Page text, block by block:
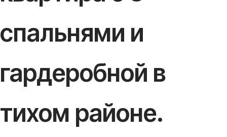
спальнями и
гардеробной в
тихом районе.